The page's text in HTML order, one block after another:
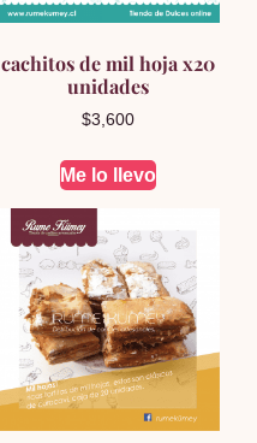
cachitos de mil hoja x20
unidades
$3,600
Me lo llevo